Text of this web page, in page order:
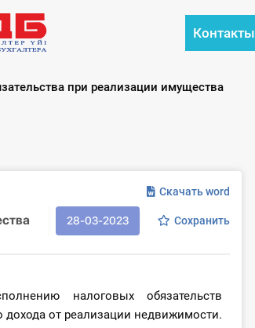
Контакты
при реализации имущества
Скачать word
28-03-2023 Сохранить
налоговых обязательств
от реализации недвижимости.